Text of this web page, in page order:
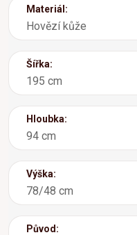
Materiál:
Hovězí kůže
Šířka:
195 cm
Hloubka:
94 cm
Výška:
78/48 cm
Původ: